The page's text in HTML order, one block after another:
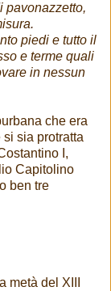
pavonazzetto,
piedi e tutto il
e terme quali
in nessun
che era
sia protratta
I,
Capitolino
ben tre
del XIII